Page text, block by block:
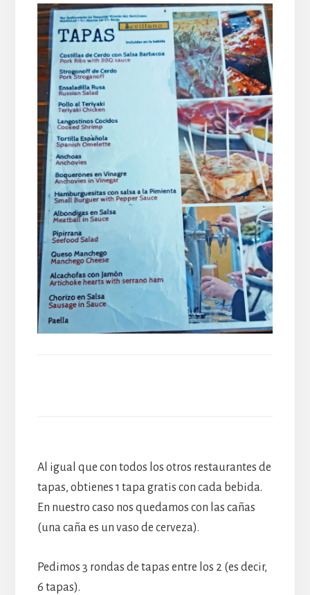
Al igual que con todos los otros restaurantes de
tapas, obtienes 1 tapa gratis con cada bebida.
En nuestro caso nos quedamos con las cañas
(una caña es un vaso de cerveza).
Pedimos 3 rondas de tapas entre los 2 (es decir,
6 tapas).